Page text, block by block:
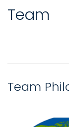
Team
Team